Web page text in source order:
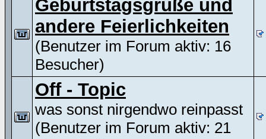
Geburtstagsgrüße und
andere Feierlichkeiten
(Benutzer im Forum aktiv: 16
Besucher)
Off - Topic
was sonst nirgendwo reinpasst
(Benutzer im Forum aktiv: 21